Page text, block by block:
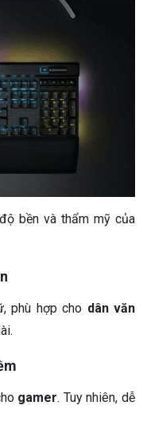
bền và thẩm mỹ của
phù hợp cho dân văn
gamer. Tuy nhiên, dễ